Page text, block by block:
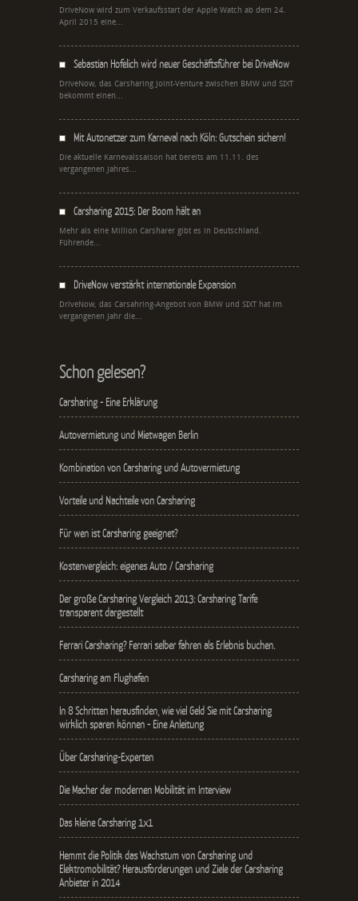
DriveNow wird zum Verkaufsstart der Apple Watch ab dem 24.
April 2015 eine...
Sebastian Hofelich wird neuer Geschäftsführer bei DriveNow
DriveNow, das Carsharing Joint-Venture zwischen BMW und SIXT
bekommt einen...
Mit Autonetzer zum Karneval nach Köln: Gutschein sichern!
Die aktuelle Karnevalssaison hat bereits am 11.11. des
vergangenen Jahres...
Carsharing 2015: Der Boom hält an
Mehr als eine Million Carsharer gibt es in Deutschland.
Führende...
DriveNow verstärkt internationale Expansion
DriveNow, das Carsahring-Angebot von BMW und SIXT hat im
vergangenen Jahr die...
Schon gelesen?
Carsharing - Eine Erklärung
Autovermietung und Mietwagen Berlin
Kombination von Carsharing und Autovermietung
Vorteile und Nachteile von Carsharing
Für wen ist Carsharing geeignet?
Kostenvergleich: eigenes Auto / Carsharing
Der große Carsharing Vergleich 2013: Carsharing Tarife
transparent dargestellt
Ferrari Carsharing? Ferrari selber fahren als Erlebnis buchen.
Carsharing am Flughafen
In 8 Schritten herausfinden, wie viel Geld Sie mit Carsharing
wirklich sparen können - Eine Anleitung
Über Carsharing-Experten
Die Macher der modernen Mobilität im Interview
Das kleine Carsharing 1x1
Hemmt die Politik das Wachstum von Carsharing und
Elektromobilität? Herausforderungen und Ziele der Carsharing
Anbieter in 2014